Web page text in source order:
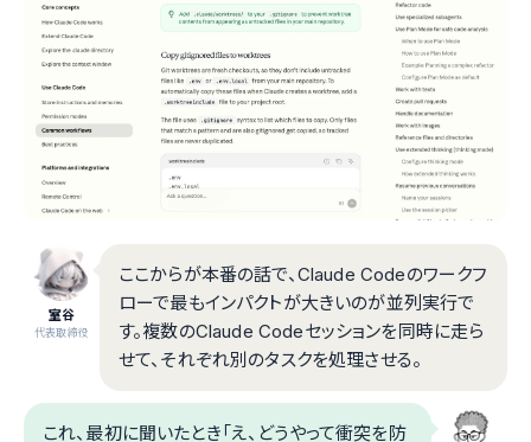
室谷
代表取締役
ここからが本番の話で、Claude Codeのワークフ
ローで最もインパクトが大きいのが並列実行で
す。複数のClaude Codeセッションを同時に走ら
せて、それぞれ別のタスクを処理させる。
これ、最初に聞いたとき「え、どうやって衝突を防